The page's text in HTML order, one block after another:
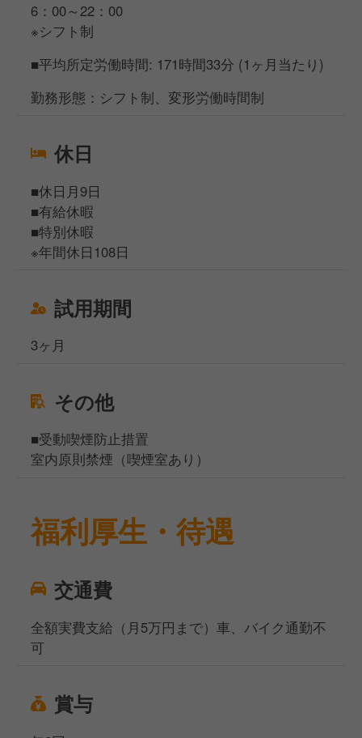
6：00～22：00
※シフト制
■平均所定労働時間: 171時間33分 (1ヶ月当たり)
勤務形態：シフト制、変形労働時間制
休日
■休日月9日
■有給休暇
■特別休暇
※年間休日108日
試用期間
3ヶ月
その他
■受動喫煙防止措置
室内原則禁煙（喫煙室あり）
福利厚生・待遇
交通費
全額実費支給（月5万円まで）車、バイク通勤不
可
賞与